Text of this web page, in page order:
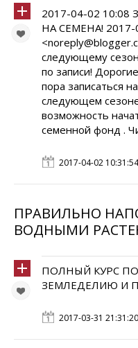
2017-04-02
НА СЕМЕНА! 2017-
следующему
по записи!
пора записаться
следующем
возможность
семенной фонд .
2017-04-02 10:31:54
ПРАВИЛЬНО
ВОДНЫМИ
ПОЛНЫЙ КУРС
ЗЕМЛЕДЕЛИЮ И
2017-03-31 21:31:20